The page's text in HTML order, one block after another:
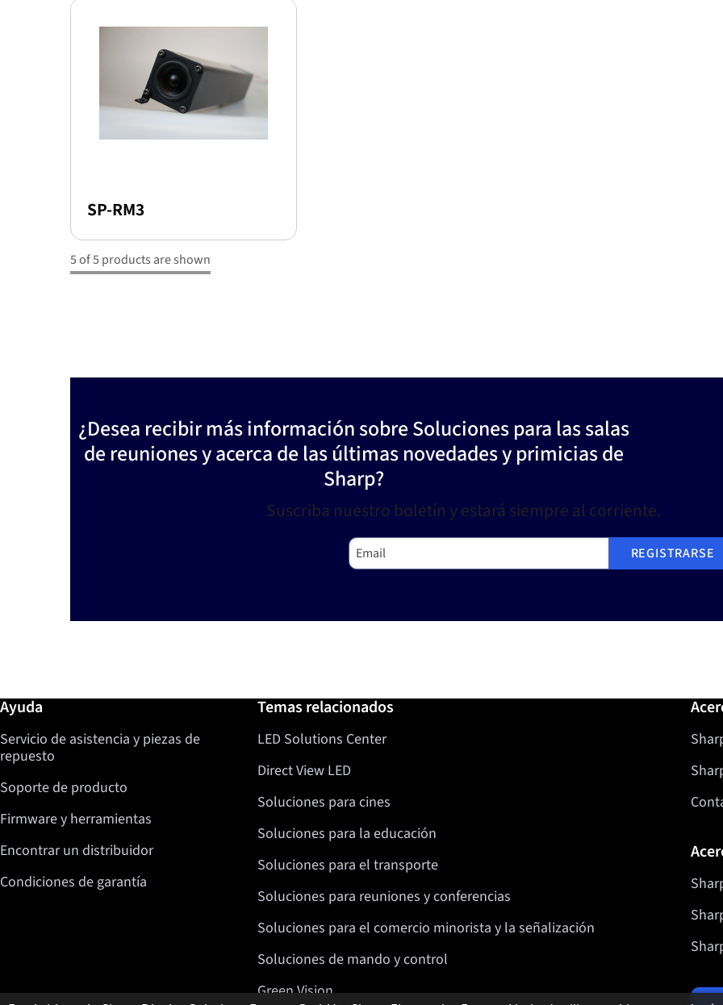
SP-RM3
5 of 5 products are shown
¿Desea recibir más información sobre Soluciones para las salas
de reuniones y acerca de las últimas novedades y primicias de
Sharp?
Suscriba nuestro boletín y estará siempre al corriente.
Email REGISTRARSE
Más información / Ayuda
Ayuda
Servicio de asistencia y piezas de
repuesto
Soporte de producto
Firmware y herramientas
Encontrar un distribuidor
Condiciones de garantía
Temas relacionados
LED Solutions Center
Direct View LED
Soluciones para cines
Soluciones para la educación
Soluciones para el transporte
Soluciones para reuniones y conferencias
Soluciones para el comercio minorista y la señalización
Soluciones de mando y control
Green Vision